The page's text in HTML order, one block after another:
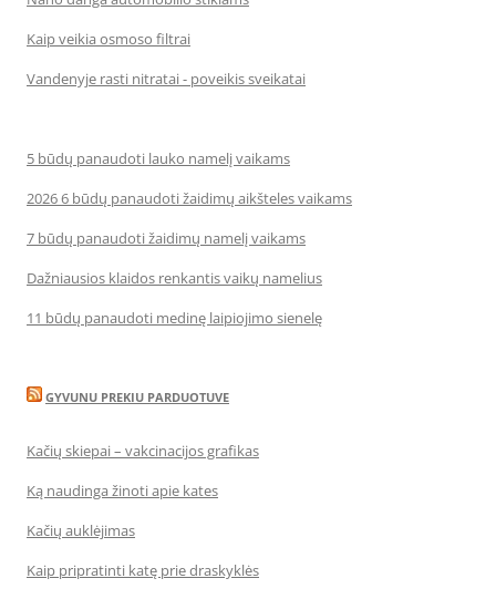
Kaip veikia osmoso filtrai
Vandenyje rasti nitratai - poveikis sveikatai
5 būdų panaudoti lauko namelį vaikams
2026 6 būdų panaudoti žaidimų aikšteles vaikams
7 būdų panaudoti žaidimų namelį vaikams
Dažniausios klaidos renkantis vaikų namelius
11 būdų panaudoti medinę laipiojimo sienelę
GYVUNU PREKIU PARDUOTUVE
Kačių skiepai – vakcinacijos grafikas
Ką naudinga žinoti apie kates
Kačių auklėjimas
Kaip pripratinti katę prie draskyklės